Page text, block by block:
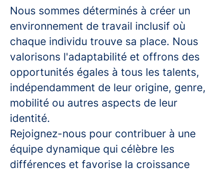
Nous sommes déterminés à créer un
environnement de travail inclusif où
chaque individu trouve sa place. Nous
valorisons l'adaptabilité et offrons des
opportunités égales à tous les talents,
indépendamment de leur origine, genre,
mobilité ou autres aspects de leur
identité.
Rejoignez-nous pour contribuer à une
équipe dynamique qui célèbre les
différences et favorise la croissance